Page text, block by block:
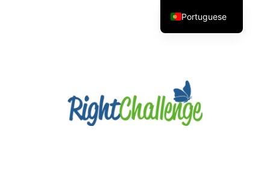
Portuguese
English